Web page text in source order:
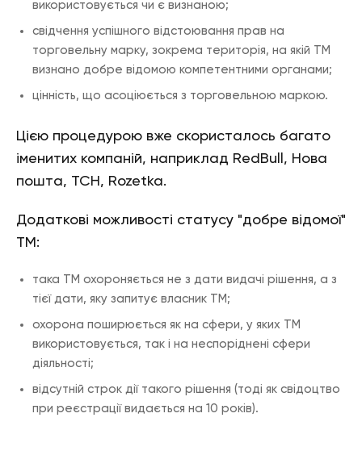
використовується чи є визнаною;
свідчення успішного відстоювання прав на
торговельну марку, зокрема територія, на якій ТМ
визнано добре відомою компетентними органами;
цінність, що асоціюється з торговельною маркою.
Цією процедурою вже скористалось багато
іменитих компаній, наприклад RedBull, Нова
пошта, ТСН, Rozetka.
Додаткові можливості статусу "добре відомої"
ТМ:
така ТМ охороняється не з дати видачі рішення, а з
тієї дати, яку запитує власник ТМ;
охорона поширюється як на сфери, у яких ТМ
використовується, так і на неспоріднені сфери
діяльності;
відсутній строк дії такого рішення (тоді як свідоцтво
при реєстрації видається на 10 років).